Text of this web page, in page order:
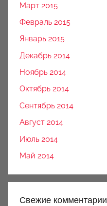
Март 2015
Февраль 2015
Январь 2015
Декабрь 2014
Ноябрь 2014
Октябрь 2014
Сентябрь 2014
Август 2014
Июль 2014
Май 2014
Свежие комментарии